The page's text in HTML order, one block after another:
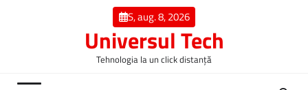
S, aug. 8, 2026
Universul Tech
Tehnologia la un click distanță